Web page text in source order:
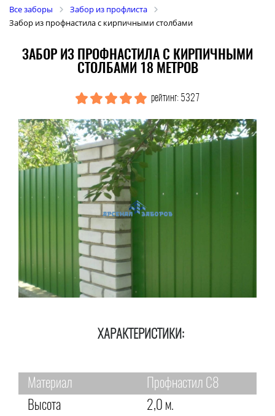
Все заборы
Забор из профлиста
Забор из профнастила с кирпичными столбами
ЗАБОР ИЗ ПРОФНАСТИЛА С КИРПИЧНЫМИ
СТОЛБАМИ 18 МЕТРОВ
рейтинг: 5327
ХАРАКТЕРИСТИКИ:
Материал
Профнастил С8
Высота
2,0 м.